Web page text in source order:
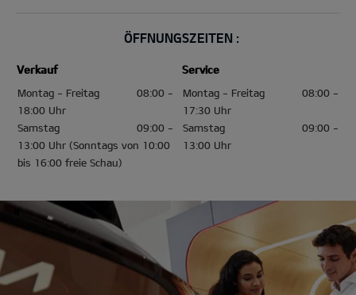
ÖFFNUNGSZEITEN :
Verkauf
Montag - Freitag
08:00 -
18:00 Uhr
Samstag
09:00 -
13:00 Uhr (Sonntags von 10:00
bis 16:00 freie Schau)
Service
Montag - Freitag
08:00 -
17:30 Uhr
Samstag
09:00 -
13:00 Uhr